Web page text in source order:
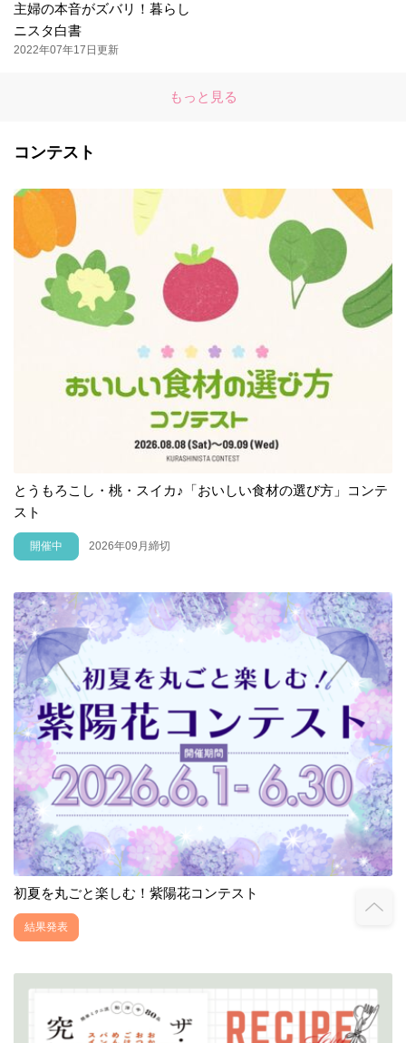
主婦の本音がズバリ！暮らし
ニスタ白書
2022年07年17日更新
もっと見る
コンテスト
とうもろこし・桃・スイカ♪「おいしい食材の選び方」コンテ
スト
開催中 2026年09月締切
初夏を丸ごと楽しむ！紫陽花コンテスト
結果発表